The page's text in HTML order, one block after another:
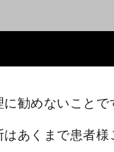
に勧めないことで
はあくまで患者様